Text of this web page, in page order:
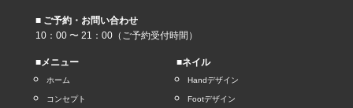
■ ご予約・お問い合わせ
10：00 〜 21：00（ご予約受付時間）
■メニュー
ホーム
コンセプト
■ネイル
Handデザイン
Footデザイン